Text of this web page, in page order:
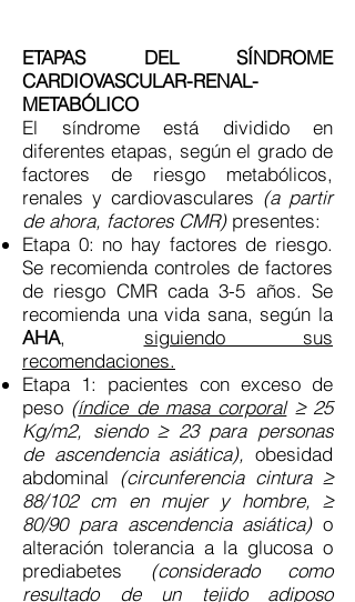
ETAPAS DEL SÍNDROME
CARDIOVASCULAR-RENAL-
METABÓLICO
El síndrome está dividido en
diferentes etapas, según el grado de
factores de riesgo metabólicos,
renales y cardiovasculares (a partir
de ahora, factores CMR)presentes:
Etapa 0: no hay factores de riesgo.
Se recomienda controles de factores
de riesgo CMR cada 3-5 años. Se
recomienda una vida sana, según la
AHA, siguiendo sus
recomendaciones.
Etapa 1: pacientes con exceso de
peso (índice de masa corporal≥ 25
Kg/m2, siendo ≥ 23 para personas
de ascendencia asiática), obesidad
abdominal (circunferencia cintura ≥
88/102 cm en mujer y hombre, ≥
80/90 para ascendencia asiática)o
alteración tolerancia a la glucosa o
prediabetes (considerado como
resultado de un tejido adiposo